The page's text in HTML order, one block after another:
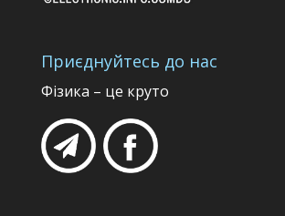
Приєднуйтесь до нас
Фізика – це круто